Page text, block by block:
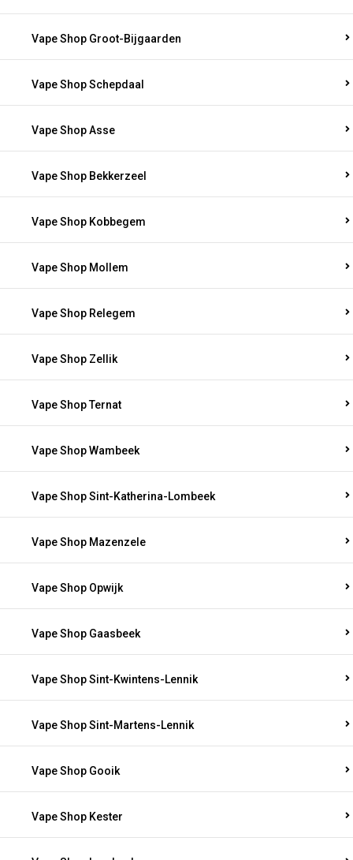
Vape Shop Groot-Bijgaarden
Vape Shop Schepdaal
Vape Shop Asse
Vape Shop Bekkerzeel
Vape Shop Kobbegem
Vape Shop Mollem
Vape Shop Relegem
Vape Shop Zellik
Vape Shop Ternat
Vape Shop Wambeek
Vape Shop Sint-Katherina-Lombeek
Vape Shop Mazenzele
Vape Shop Opwijk
Vape Shop Gaasbeek
Vape Shop Sint-Kwintens-Lennik
Vape Shop Sint-Martens-Lennik
Vape Shop Gooik
Vape Shop Kester